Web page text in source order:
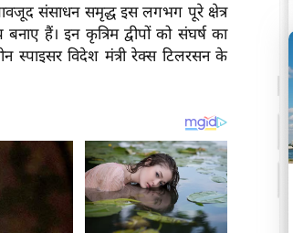
संसाधन समृद्ध इस लगभग पूरे क्षेत्र
हैं। इन कृत्रिम द्वीपों को संघर्ष का
स्पाइसर विदेश मंत्री रेक्स टिलरसन के